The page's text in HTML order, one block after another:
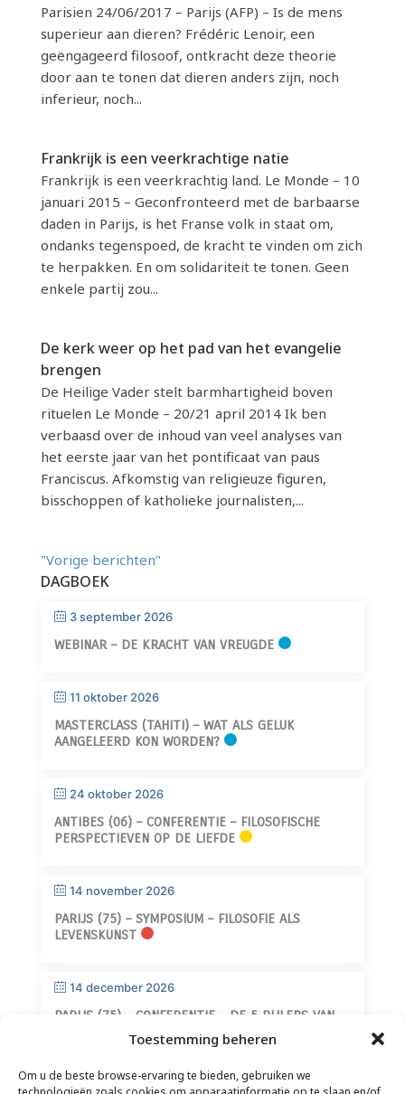
Toestemming beheren
Om u de beste browse-ervaring te bieden, gebruiken we
Parisien 24/06/2017 – Parijs (AFP) – Is de mens
superieur aan dieren? Frédéric Lenoir, een
geëngageerd filosoof, ontkracht deze theorie
door aan te tonen dat dieren anders zijn, noch
inferieur, noch...
Frankrijk is een veerkrachtige natie
Frankrijk is een veerkrachtig land. Le Monde – 10
januari 2015 – Geconfronteerd met de barbaarse
daden in Parijs, is het Franse volk in staat om,
ondanks tegenspoed, de kracht te vinden om zich
te herpakken. En om solidariteit te tonen. Geen
enkele partij zou...
De kerk weer op het pad van het evangelie
brengen
De Heilige Vader stelt barmhartigheid boven
rituelen Le Monde – 20/21 april 2014 Ik ben
verbaasd over de inhoud van veel analyses van
het eerste jaar van het pontificaat van paus
Franciscus. Afkomstig van religieuze figuren,
bisschoppen of katholieke journalisten,...
"Vorige berichten"
DAGBOEK
3 september 2026
WEBINAR – DE KRACHT VAN VREUGDE
11 oktober 2026
MASTERCLASS (TAHITI) – WAT ALS GELUK
AANGELEERD KON WORDEN?
24 oktober 2026
ANTIBES (06) – CONFERENTIE – FILOSOFISCHE
PERSPECTIEVEN OP DE LIEFDE
14 november 2026
PARIJS (75) – SYMPOSIUM – FILOSOFIE ALS
LEVENSKUNST
14 december 2026
PARIJS (75) – CONFERENTIE – DE 5 PIJLERS VAN